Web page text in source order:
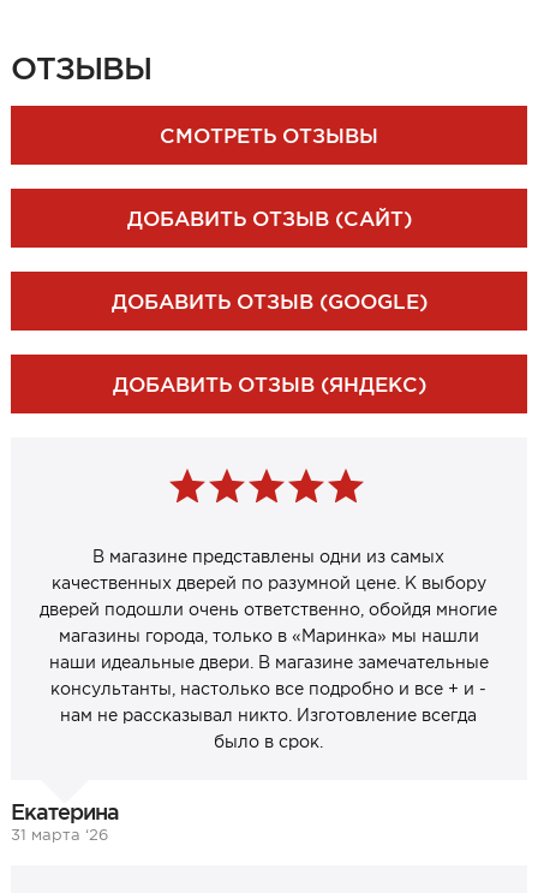
ОТЗЫВЫ
СМОТРЕТЬ ОТЗЫВЫ
ДОБАВИТЬ ОТЗЫВ (САЙТ)
ДОБАВИТЬ ОТЗЫВ (GOOGLE)
ДОБАВИТЬ ОТЗЫВ (ЯНДЕКС)
В магазине представлены одни из самых
качественных дверей по разумной цене. К выбору
дверей подошли очень ответственно, обойдя многие
магазины города, только в «Маринка» мы нашли
наши идеальные двери. В магазине замечательные
консультанты, настолько все подробно и все + и -
нам не рассказывал никто. Изготовление всегда
было в срок.
Екатерина
31 марта ‘26